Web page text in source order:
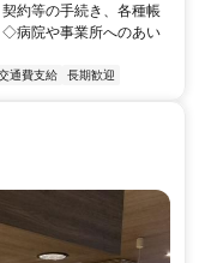
約等の手続き、各種帳
病院や事業所へのあい
通費支給 長期歓迎